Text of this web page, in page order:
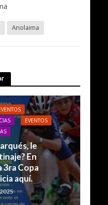
Anolaima
EVENTOS
le
En
3ra Copa
aquí.